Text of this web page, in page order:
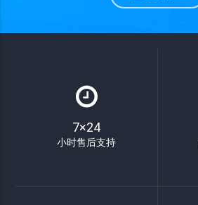
7×24
小时售后支持